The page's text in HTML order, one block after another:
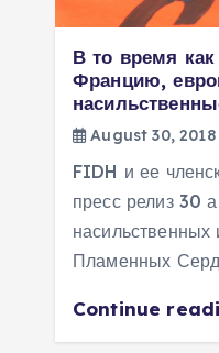
В то время как
Францию,
August 30, 2018
FIDH и ее
пресс релиз 30
насильственных
Пламенных
Continue